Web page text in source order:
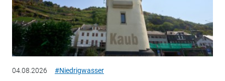
04.08.2026 #Niedrigwasser